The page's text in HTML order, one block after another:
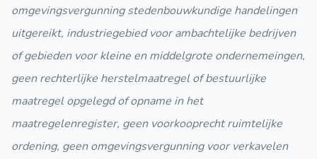
omgevingsvergunning stedenbouwkundige handelingen
uitgereikt, industriegebied voor ambachtelijke bedrijven
of gebieden voor kleine en middelgrote ondernemeingen,
geen rechterlijke herstelmaatregel of bestuurlijke
maatregel opgelegd of opname in het
maatregelenregister, geen voorkooprecht ruimtelijke
ordening, geen omgevingsvergunning voor verkavelen